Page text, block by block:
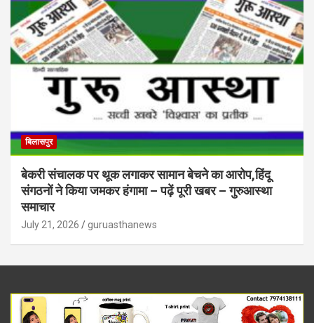
बिलासपुर
बेकरी संचालक पर थूक लगाकर सामान बेचने का आरोप,हिंदू
संगठनों ने किया जमकर हंगामा – पढ़ें पूरी खबर – गुरुआस्था
समाचार
July 21, 2026 guruasthanews